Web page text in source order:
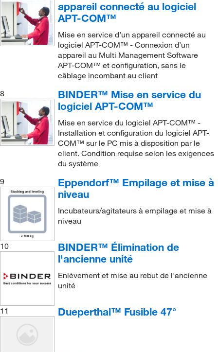
appareil connecté au logiciel
APT-COM™
Mise en service d’un appareil connecté au
logiciel APT-COM™ - Connexion d’un
appareil au Multi Management Software
APT-COM™ et configuration, sans le
câblage incombant au client
8
BINDER™ Mise en service du
logiciel APT-COM™
Mise en service du logiciel APT-COM™ -
Installation et configuration du logiciel APT-
COM™ sur le PC mis à disposition par le
client. Condition requise selon les exigences
du système
9
Eppendorf™ Empilage et mise à
niveau
Incubateurs/agitateurs à empilage et mise à
niveau
10
BINDER™ Élimination de
l'ancienne unité
Enlèvement et mise au rebut de l'ancienne
unité
11 Dueperthal™ Fusible 47°